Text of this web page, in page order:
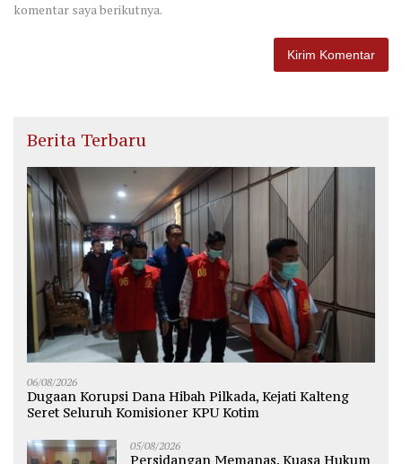
komentar saya berikutnya.
Berita Terbaru
06/08/2026
Dugaan Korupsi Dana Hibah Pilkada, Kejati Kalteng
Seret Seluruh Komisioner KPU Kotim
05/08/2026
Persidangan Memanas, Kuasa Hukum